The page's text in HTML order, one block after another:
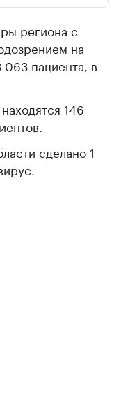
региона с
на
063 пациента, в
146
сделано 1